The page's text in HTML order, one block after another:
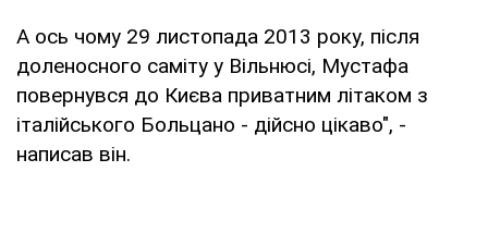
А ось чому 29 листопада 2013 року, після
доленосного саміту у Вільнюсі, Мустафа
повернувся до Києва приватним літаком з
італійського Больцано - дійсно цікаво", -
написав він.